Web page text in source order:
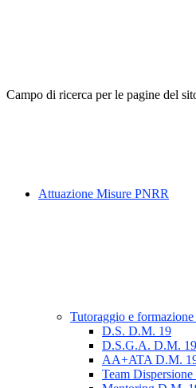
Campo di ricerca per le pagine del
Attuazione Misure PNRR
Tutoraggio e
D.S. D.M. 19
D.S.G.A. D.M. 19
AA+ATA D.M.
Team